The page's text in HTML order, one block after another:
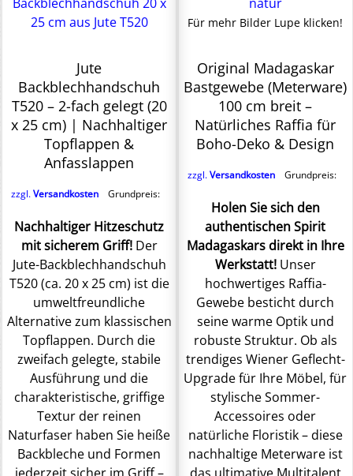
Jute
Backblechhandschuh
T520 – 2-fach gelegt (20
x 25 cm) | Nachhaltiger
Topflappen &
Anfasslappen
zzgl.Versandkosten Grundpreis:
Nachhaltiger Hitzeschutz
mit sicherem Griff!Der
Jute-Backblechhandschuh
T520 (ca. 20 x 25 cm) ist die
umweltfreundliche
Alternative zum klassischen
Topflappen. Durch die
zweifach gelegte, stabile
Ausführung und die
charakteristische, griffige
Textur der reinen
Naturfaser haben Sie heiße
Backbleche und Formen
Für mehr Bilder Lupe klicken!
Original Madagaskar
Bastgewebe (Meterware)
100 cm breit –
Natürliches Raffia für
Boho-Deko & Design
zzgl.Versandkosten Grundpreis:
Holen Sie sich den
authentischen Spirit
Madagaskars direkt in Ihre
Werkstatt!Unser
hochwertiges Raffia-
Gewebe besticht durch
seine warme Optik und
robuste Struktur. Ob als
trendiges Wiener Geflecht-
Upgrade für Ihre Möbel, für
stylische Sommer-
Accessoires oder
natürliche Floristik – diese
nachhaltige Meterware ist